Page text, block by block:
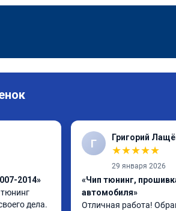
2014»
дела.
Г Григорий
★★★★★
29 января 2026
«Чип тюнинг,
автомобиля»
Отличная работа!